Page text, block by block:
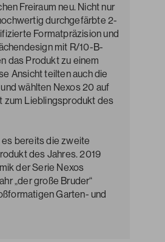
Freiraum neu. Nicht nur
durchgefärbte 2-
Formatpräzision und
mit R/10-B-
das Produkt zu einem
Ansicht teilten auch die
wählten Nexos 20 auf
zum Lieblingsprodukt des
es bereits die zweite
des Jahres. 2019
der Serie Nexos
„der große Bruder“
Garten- und